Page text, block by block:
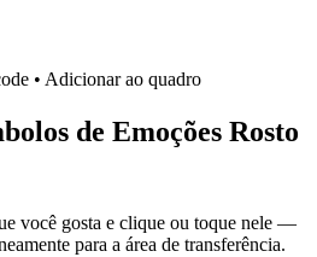
• Adicionar ao quadro
de Emoções Rosto
você gosta e clique ou toque nele —
para a área de transferência.